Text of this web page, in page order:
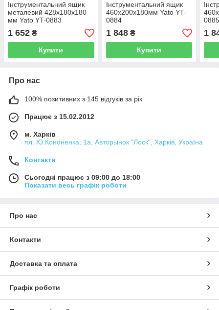
Інструментальний ящик
металевий 428х180х180
мм Yato YT-0883
1 652 ₴
Купити
Інструментальний ящик
460х200х180мм Yato YT-
0884
1 848₴
Купити
1
Про нас
100% позитивних з 145 відгуків за рік
Працює з 15.02.2012
м. Харків
пл. Ю.Кононенка, 1а, Авторынок "Лоск", Харків, Україна
Контакти
Сьогодні працює з 09:00 до 18:00
Показати весь графік роботи
Про нас
Контакти
Доставка та оплата
Графік роботи